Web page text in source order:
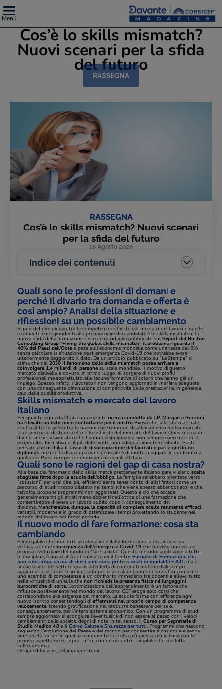
Menú
Cos’è lo skills mismatch?
Nuovi scenari per la sfida
del futuro
RASSEGNA
RASSEGNA
Cos’è lo skills mismatch? Nuovi scenari
per la sfida del futuro
10 Agosto 2020
Indice dei contenuti
Quali sono le professioni di domani e
perché il divario tra domanda e offerta è
così ampio? Analisi della situazione e
riflessioni su un possibile cambiamento
Si può definire un gap tra le competenze richieste dal mercato del lavoro e quelle
realmente corrispondenti alla preparazione dei candidati: è lo skills mismatch, la
nuova sfida della formazione. Da recenti indagini pubblicate sul Report del Boston
Consulting Group “Fixing the global skills mismatch” il problema riguarda il
40% dei Paesi dell’Ocse e pesa sull’economia mondiale come una tassa del 6%
senza calcolare la situazione post emergenza Covid-19 che potrebbe avere
ulteriormente peggiorato il dato. Da un articolo pubblicato su “La Stampa” si
stima che nel 2030 il fenomeno dello skills mismatch possa arrivare a
coinvolgere 1,4 miliardi di persone su scala mondiale. Il motivo di questo
marcato dislivello è dovuto, in primo luogo, al sorgere di nuovi profili
professionali ma soprattutto alle lacune formative di coloro che hanno già un
impiego. Spesso, infatti, i lavoratori non vengono aggiornati in maniera adeguata
con una conseguente diminuzione di competitività delle prestazioni e, in generale,
calo della qualità produttiva.
Skills mismatch e mercato del lavoro
italiano
Per quanto riguarda l’Italia una recente ricerca condotta da J.P. Morgan e Bocconi
ha rilevato un dato poco confortante per il nostro Paese che, allo stato attuale,
risulta al terzo posto tra le nazioni che hanno un disallineamento molto marcato
tra il percorso di studi scelto e le richieste del mercato del lavoro. Questo crea un
danno anche ai lavoratori che hanno già un impiego non sempre coerente con il
proprio iter formativo e, il più delle volte, non adeguatamente retribuito. Basti
pensare che in Italia il tasso di disoccupazione dei laureati è pari a quello dei
diplomati mentre la disoccupazione generale è di molto maggiore in confronto a
quella dei Paesi europei economicamente simili all’Italia.
Quali sono le ragioni del gap di casa nostra?
Alla base del fenomeno dello skills match prettamente italiano pare vi siano scelte
sbagliate fatte dopo la scuola dell’obbligo. Le famiglie sarebbero orientate verso
“soluzioni”, per così dire, più efficienti senza tener conto di altri fattori come un
percorso di studi troppo dilatato nei tempi (che viene spesso abbandonato) e che,
talvolta, propone programmi non aggiornati. Questo è ciò che accade
generalmente tra gli strati meno abbienti nell’ottica di una formazione che
consentirebbe di avere un lavoro subito dopo il conseguimento del
diploma. Mancherebbe, dunque, la capacità di compiere scelte realmente efficaci,
versatili, moderne e in grado di ottimizzare i tempi proiettando lo studente nel
mondo del lavoro nel breve periodo.
Il nuovo modo di fare formazione: cosa sta
cambiando
È innegabile che una forte accelerazione della formazione a distanza si sia
verificata come conseguenza dell’emergenza Covid-19 che ha visto una vera e
propria rivoluzione del modo di “fare scuola”. Questo metodo, applicabile a tutte
le discipline, è una realtà consolidata per il Centro Europeo di Formazione che
non solo eroga da più di dieci anni corsi professionali in modalità F.A.D. ma è
anche leader del settore grazie all’offerta di contenuti multimediali sempre
aggiornati e al social learning, solo per citare alcuni punti di forza. Ciò consente
uno scambio di competenze e un confronto immediato tra docenti e allievi; tutto
nella virtualità di un’aula che non richiede la presenza fisica né lungaggini
burocratiche di sorta. L’ottimizzazione dell’apprendimento è un fattore che
influisce positivamente nel mondo del lavoro: CEF eroga solo corsi che
corrispondono alle esigenze del mercato. La scuola forma con efficienza ogni
nuovo iscritto consentendogli di affermarsi nel proprio campo di competenza
velocemente, traendo gratificazione nel produrre benessere per sé e,
conseguentemente, per l’intero sistema economico. Con un programma di studi
sempre aggiornato si scongiura l’eventualità di non essere al passo con i veloci
cambiamenti della società: degni di nota, in tal senso, il Corso per Segretaria di
Studio Medico 4.0 e il Corso Salute e Sicurezza per tutti. Programmi che nascono
seguendo l’evoluzione del Paese e del mondo per consentire a chiunque e senza
limiti di età, di fare in qualsiasi momento la scelta più giusta, più in linea con le
proprie aspettative e, soprattutto, con un riscontro tangibile che si rifletta
sull’economia.
Designed by asier_relampagoestudio